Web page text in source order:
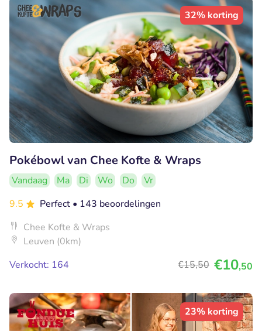
32% korting
Pokébowl van Chee Kofte & Wraps
Vandaag Ma Di Wo Do
Vr
9.5
Perfect • 143 beoordelingen
Chee Kofte & Wraps
Leuven (0km)
Verkocht: 164
€15,50 €10,50
23% korting